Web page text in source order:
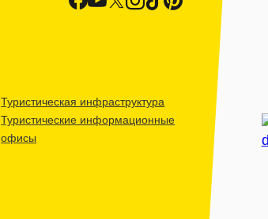
Туристическая инфраструктура
Туристические информационные
офисы